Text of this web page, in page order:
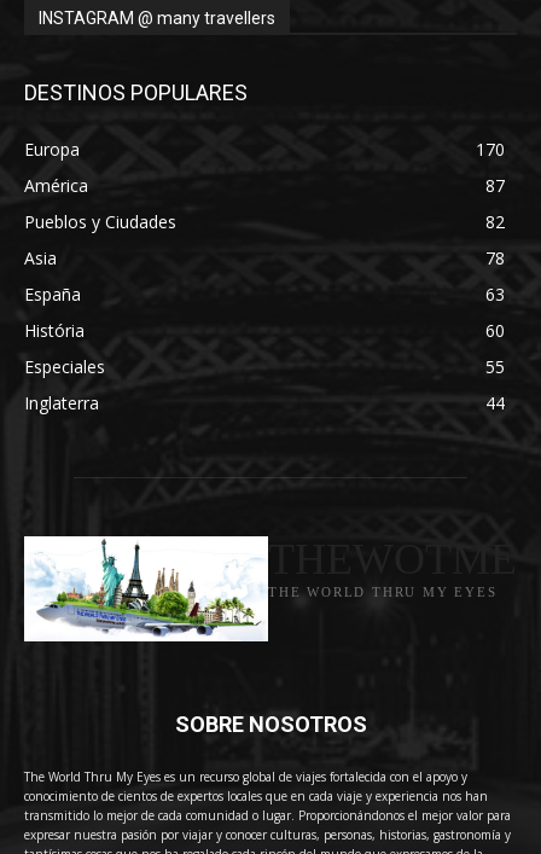
INSTAGRAM @ many travellers
DESTINOS POPULARES
Europa
170
América
87
Pueblos y Ciudades
82
Asia
78
España
63
História
60
Especiales
55
Inglaterra
44
THE WORLD THRU MY EYES
SOBRE NOSOTROS
The World Thru My Eyes es un recurso global de viajes fortalecida con el apoyo y
conocimiento de cientos de expertos locales que en cada viaje y experiencia nos han
transmitido lo mejor de cada comunidad o lugar. Proporcionándonos el mejor valor para
expresar nuestra pasión por viajar y conocer culturas, personas, historias, gastronomía y